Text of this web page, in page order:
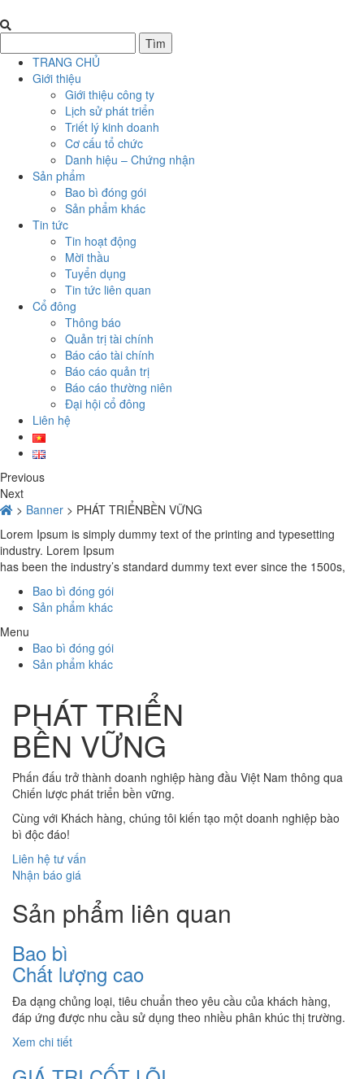
TRANG CHỦ
Giới thiệu
Giới thiệu công ty
Lịch sử phát triển
Triết lý kinh doanh
Cơ cấu tổ chức
Danh hiệu – Chứng nhận
Sản phẩm
Bao bì đóng gói
Sản phẩm khác
Tin tức
Tin hoạt động
Mời thầu
Tuyển dụng
Tin tức liên quan
Cổ đông
Thông báo
Quản trị tài chính
Báo cáo tài chính
Báo cáo quản trị
Báo cáo thường niên
Đại hội cổ đông
Liên hệ
Previous
Next
> Banner > PHÁT TRIỂNBỀN VỮNG
Lorem Ipsum is simply dummy text of the printing and typesetting
industry. Lorem Ipsum
has been the industry’s standard dummy text ever since the 1500s,
Bao bì đóng gói
Sản phẩm khác
Menu
Bao bì đóng gói
Sản phẩm khác
PHÁT TRIỂN
BỀN VỮNG
Phấn đấu trở thành doanh nghiệp hàng đầu Việt Nam thông qua
Chiến lược phát triển bền vững.
Cùng với Khách hàng, chúng tôi kiến tạo một doanh nghiệp bào
bì độc đáo!
Liên hệ tư vấn
Nhận báo giá
Sản phẩm liên quan
Bao bì
Chất lượng cao
Đa dạng chủng loại, tiêu chuẩn theo yêu cầu của khách hàng,
đáp ứng được nhu cầu sử dụng theo nhiều phân khúc thị trường.
Xem chi tiết